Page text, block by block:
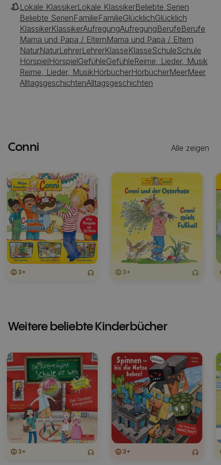
Lokale KlassikerLokale KlassikerBeliebte Serien
Beliebte SerienFamilieFamilieGlücklichGlücklich
KlassikerKlassikerAufregungAufregungBerufeBerufe
Mama und Papa / ElternMama und Papa / Eltern
NaturNaturLehrerLehrerKlasseKlasseSchuleSchule
HörspielHörspielGefühleGefühleReime, Lieder, Musik
Reime, Lieder, MusikHörbücherHörbücherMeerMeer
AlltagsgeschichtenAlltagsgeschichten
Conni Alle zeigen
3+ 3+
Weitere beliebte Kinderbücher
3+ 3+